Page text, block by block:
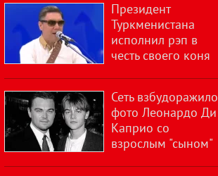
Президент
Туркменистана
исполнил рэп в
честь своего коня
Сеть взбудоражило
фото Леонардо Ди
Каприо со
взрослым "сыном"